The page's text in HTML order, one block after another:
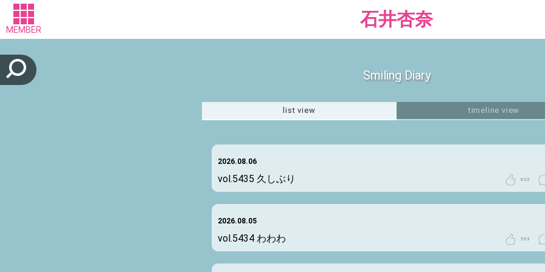
MEMBER 石井杏奈
Smiling Diary
list view timeline view
2026.08.06
vol.5435 久しぶり 632
2026.08.05
vol.5434 わわわ 593